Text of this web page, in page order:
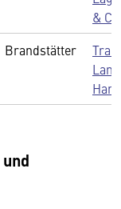
&
Brandstätter